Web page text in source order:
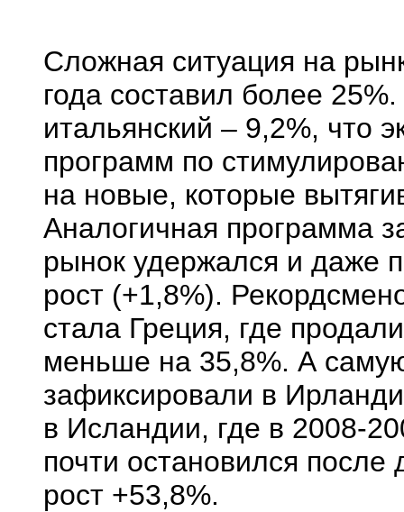
Сложная ситуация на
года составил более
итальянский – 9,2%, что
программ по
на новые, которые
Аналогичная программа
рынок удержался и даже
рост (+1,8%).
стала Греция, где
меньше на 35,8%. А
зафиксировали в
в Исландии, где в 2008-
почти остановился
рост +53,8%.